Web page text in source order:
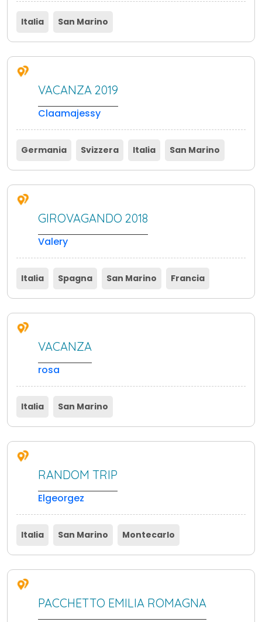
Italia San Marino
VACANZA 2019
Claamajessy
Germania Svizzera Italia San Marino
GIROVAGANDO 2018
Valery
Italia Spagna San Marino Francia
VACANZA
rosa
Italia San Marino
RANDOM TRIP
Elgeorgez
Italia San Marino Montecarlo
PACCHETTO EMILIA ROMAGNA